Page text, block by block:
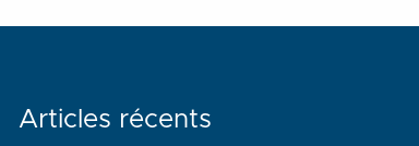
Articles récents